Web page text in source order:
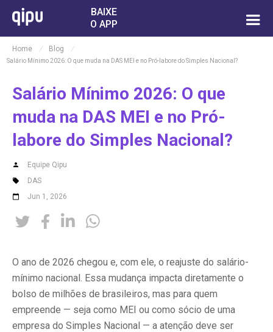
BAIXE
O APP
Home / Blog /
Salário Mínimo 2026: O que muda na DAS MEI e no Pró-labore do Simples Nacional?
Salário Mínimo 2026: O que
muda na DAS MEI e no Pró-
labore do Simples Nacional?
Equipe Qipu
DAS
Jun 1, 2026
   
O ano de 2026 chegou e, com ele, o reajuste do salário-
mínimo nacional. Essa mudança impacta diretamente o
bolso de milhões de brasileiros, mas para quem
empreende — seja como MEI ou como sócio de uma
empresa do Simples Nacional — a atenção deve ser